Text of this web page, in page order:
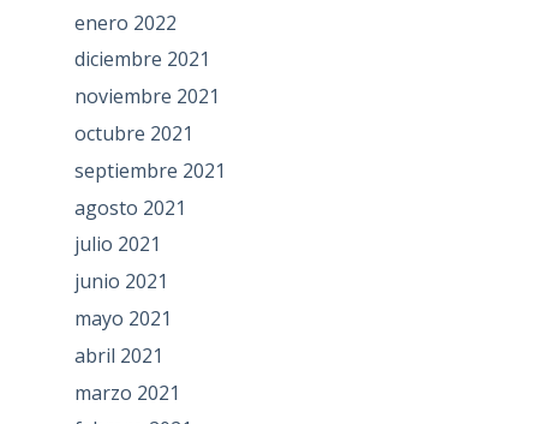
enero 2022
diciembre 2021
noviembre 2021
octubre 2021
septiembre 2021
agosto 2021
julio 2021
junio 2021
mayo 2021
abril 2021
marzo 2021